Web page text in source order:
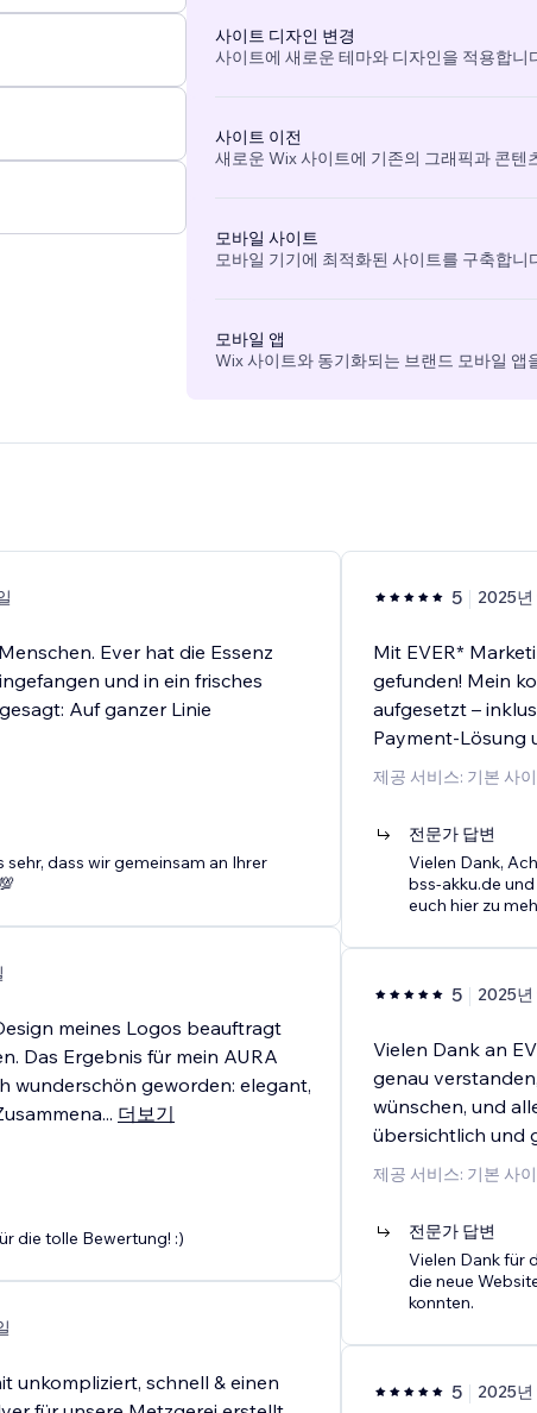
사이트 디자인 변경
사이트에 새로운 테마와 디자인을 적용합니
사이트 이전
새로운 Wix 사이트에 기존의 그래픽과 콘텐
모바일 사이트
모바일 기기에 최적화된 사이트를 구축합니
모바일 앱
Wix 사이트와 동기화되는 브랜드 모바일 앱
Ever hat die Essenz
und in ein frisches
Auf ganzer Linie
sehr, dass wir gemeinsam an Ihrer
meines Logos beauftragt
Das Ergebnis für mein AURA
wunderschön geworden: elegant,
... 더보기
die tolle Bewertung! :)
unkompliziert, schnell & einen
5 2025
Mit EVER*
gefunden! Mein
aufgesetzt –
Payment-Lösung
제공 서비스: 기본 사
전문가 답변
Vielen Dank,
bss-akku.de
euch hier zu
5 2025년
Vielen Dank an
genau
wünschen, und
übersichtlich und
제공 서비스: 기본 사
전문가 답변
Vielen Dank für
die neue
konnten.
5 2025년